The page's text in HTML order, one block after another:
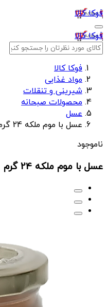
فوکا کالا
فوکا کالا
فوکا کالا
مواد غذایی
شیرینی و تنقلات
محصولات صبحانه
عسل
عسل با موم ملکه 24 گرم
ناموجود
عسل با موم ملکه 24 گرم